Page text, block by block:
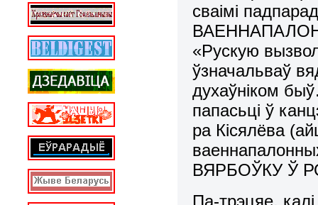
сваімі
«Рускую
ўзначальваў
духаўніком
папасьці ў
ра Кісялёва
ВЯРБОЎКУ Ў
Па-трэцяе,